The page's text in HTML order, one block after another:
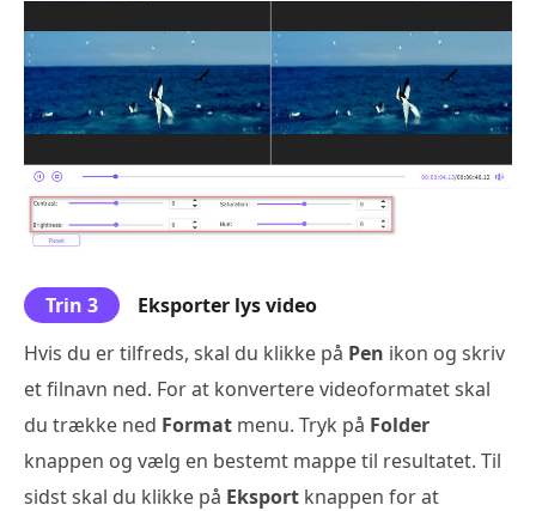
Trin 3
Eksporter lys video
Hvis du er tilfreds, skal du klikke på Pen ikon og skriv
et filnavn ned. For at konvertere videoformatet skal
du trække ned Format menu. Tryk på Folder
knappen og vælg en bestemt mappe til resultatet. Til
sidst skal du klikke på Eksport knappen for at